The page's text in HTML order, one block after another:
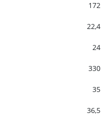
172
22,4
24
330
35
36,5